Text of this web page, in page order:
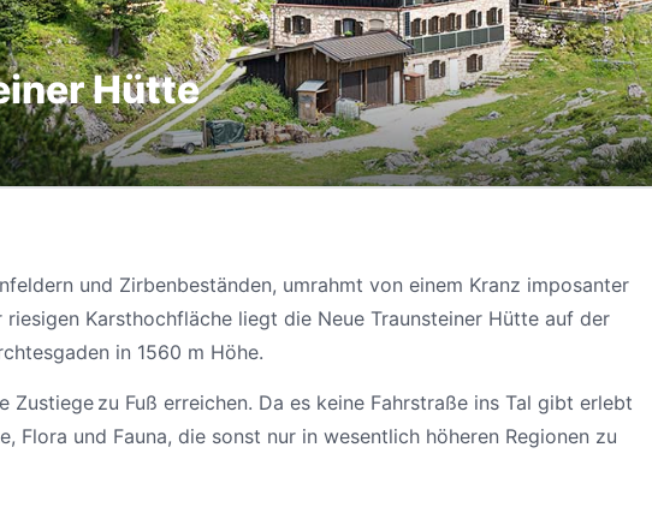
Hütte
und Zirbenbeständen, umrahmt von einem Kranz imposanter
Karsthochfläche liegt die Neue Traunsteiner Hütte auf der
in 1560 m Höhe.
Zustiege zu Fuß erreichen. Da es keine Fahrstraße ins Tal gibt erlebt
Flora und Fauna, die sonst nur in wesentlich höheren Regionen zu